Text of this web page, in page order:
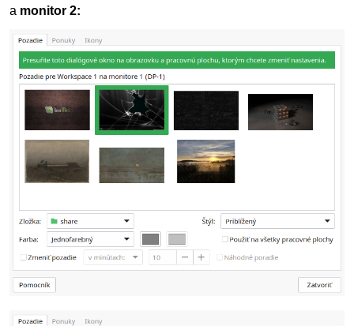
a monitor 2: